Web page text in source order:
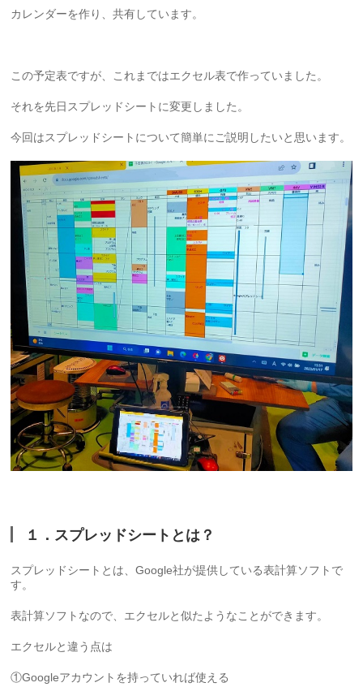
カレンダーを作り、共有しています。
この予定表ですが、これまではエクセル表で作っていました。
それを先日スプレッドシートに変更しました。
今回はスプレッドシートについて簡単にご説明したいと思います。
１．スプレッドシートとは？
スプレッドシートとは、Google社が提供している表計算ソフトで
す。
表計算ソフトなので、エクセルと似たようなことができます。
エクセルと違う点は
①Googleアカウントを持っていれば使える